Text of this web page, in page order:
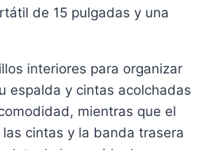
de 15 pulgadas y una
interiores para organizar
espalda y cintas acolchadas
mientras que el
cintas y la banda trasera